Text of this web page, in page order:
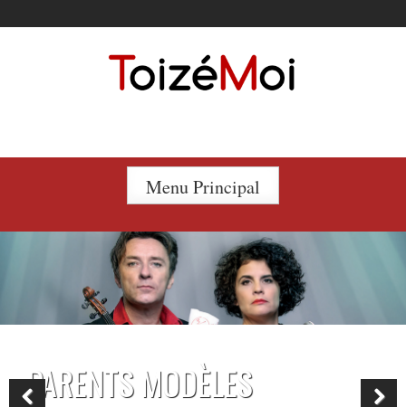
Menu Principal
MODÈLES